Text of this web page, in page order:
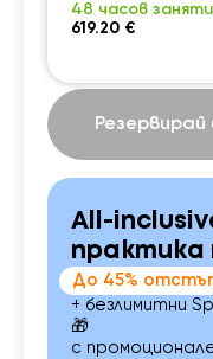
48 часов
619.20 €
All-
практика
До 45%
+ безлимитни
🎁
с